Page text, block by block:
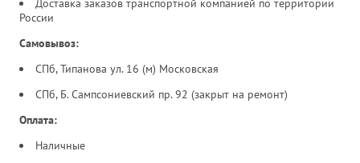
Доставка заказов транспортной компанией по территории
России
Самовывоз:
СПб, Типанова ул. 16 (м) Московская
СПб, Б. Сампсониевский пр. 92 (закрыт на ремонт)
Оплата:
Наличные